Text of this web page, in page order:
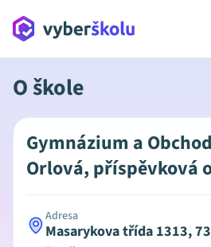
O škole
Gymnázium a
Orlová, příspěvková
Adresa
Masarykova třída 1313,